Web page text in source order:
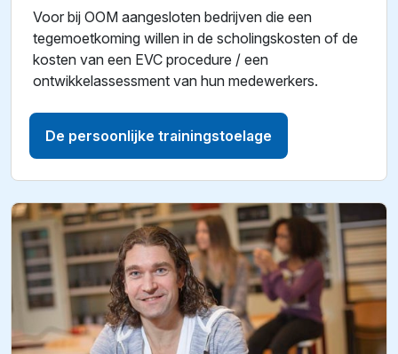
Voor bij OOM aangesloten bedrijven die een
tegemoetkoming willen in de scholingskosten of de
kosten van een EVC procedure / een
ontwikkelassessment van hun medewerkers.
De persoonlijke trainingstoelage